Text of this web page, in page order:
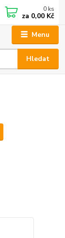
Menu
Hledat
0 ks
za 0,00 Kč